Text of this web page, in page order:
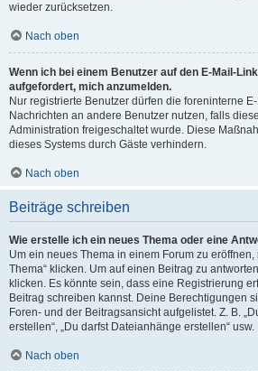
wieder zurücksetzen.
Nach oben
Wenn ich bei einem Benutzer auf den E-Mail-
aufgefordert, mich anzumelden.
Nur registrierte Benutzer dürfen die foreninterne
Nachrichten an andere Benutzer nutzen, falls
Administration freigeschaltet wurde. Diese
dieses Systems durch Gäste verhindern.
Nach oben
Beiträge schreiben
Wie erstelle ich ein neues Thema oder eine
Um ein neues Thema in einem Forum zu eröffnen,
Thema“ klicken. Um auf einen Beitrag zu
klicken. Es könnte sein, dass eine Registrierung
Beitrag schreiben kannst. Deine Berechtigungen
Foren- und der Beitragsansicht aufgelistet. Z. B.
erstellen“, „Du darfst Dateianhänge erstellen“ usw.
Nach oben